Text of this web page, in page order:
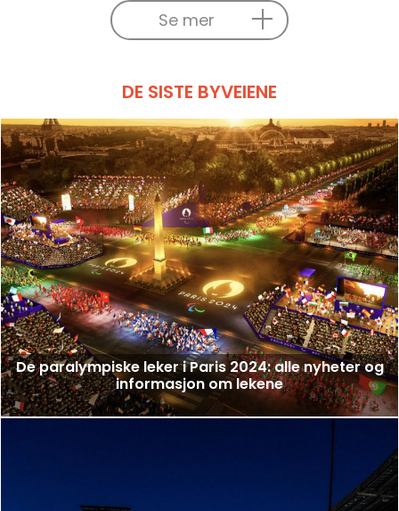
Se mer
DE SISTE BYVEIENE
De paralympiske leker i Paris 2024: alle nyheter og
informasjon om lekene